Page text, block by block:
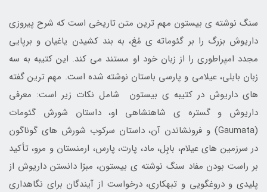
سنگ نوشته ی بیستون مهم ترین متن تاریخی است که شرح پیروزی
داریوش بزرگ را بر گئوماته ی مُغ، به بند کشیدن یاغیان و برپایی
مجدد امپراطوری را از زبان خود او مستند می کند. این کتیبه به سه
زبان بابلی، عیلامی و پارسی باستان نوشته شده است. مهم ترین گفته
های داریوش در کتیبه ی بیستون شامل نکات زیر است: معرفی
داریوش و گستره ی شاهنشاهی او، داستان شورش گئومات
(Gaumata) و فرونشاندن آن، داستان سرکوب شورش های گوناگون
در سرزمین های عیلام، بابِل، ماد، پارت، پارس، ارمنستان و مرو، تأکید
بر راست بودن مفاد سنگ نوشته ی بیستون، مبرّا دانستن داریوش از
پلیدی و دروغگویی و تبهکاری، درخواست از آیندگان برای نگاهداری